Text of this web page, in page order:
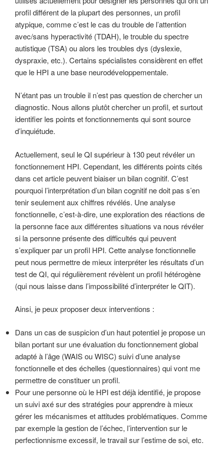
profil différent de la plupart des personnes, un profil
atypique, comme c’est le cas du trouble de l’attention
avec/sans hyperactivité (TDAH), le trouble du spectre
autistique (TSA) ou alors les troubles dys (dyslexie,
dyspraxie, etc.). Certains spécialistes considèrent en effet
que le HPI a une base neurodéveloppementale.
N’étant pas un trouble il n’est pas question de chercher un
diagnostic. Nous allons plutôt chercher un profil, et surtout
identifier les points et fonctionnements qui sont source
d’inquiétude.
Actuellement, seul le QI supérieur à 130 peut révéler un
fonctionnement HPI. Cependant, les différents points cités
dans cet article peuvent biaiser un bilan cognitif. C’est
pourquoi l’interprétation d’un bilan cognitif ne doit pas s’en
tenir seulement aux chiffres révélés. Une analyse
fonctionnelle, c’est-à-dire, une exploration des réactions de
la personne face aux différentes situations va nous révéler
si la personne présente des difficultés qui peuvent
s’expliquer par un profil HPI. Cette analyse fonctionnelle
peut nous permettre de mieux interpréter les résultats d’un
test de QI, qui régulièrement révèlent un profil hétérogène
(qui nous laisse dans l’impossibilité d’interpréter le QIT).
Ainsi, je peux proposer deux interventions :
Dans un cas de suspicion d’un haut potentiel je propose un
bilan portant sur une évaluation du fonctionnement global
adapté à l’âge (WAIS ou WISC) suivi d’une analyse
fonctionnelle et des échelles (questionnaires) qui vont me
permettre de constituer un profil.
Pour une personne où le HPI est déjà identifié, je propose
un suivi axé sur des stratégies pour apprendre à mieux
gérer les mécanismes et attitudes problématiques. Comme
par exemple la gestion de l’échec, l’intervention sur le
perfectionnisme excessif, le travail sur l’estime de soi, etc.